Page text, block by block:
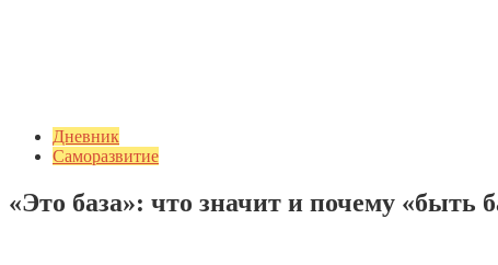
Дневник
Саморазвитие
«Это база»: что значит и почему «быть